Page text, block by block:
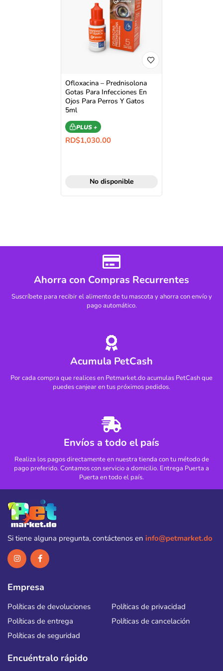
Ofloxacina – Prednisolona
Gotas Para Infecciones En
Ojos Para Perros Y Gatos
5ml
PLUS +
RD$1,030.00
No disponible
Ahorra con Compras Recurrentes
Suscríbete para recibir el alimento de tu mascota y ahorra con envío y
pago automático.
Acumula PetCash
Por cada compra que realices en Petmarket.do acumulas PetCash que
puedes canjear en tus próximos pedidos.
Envíos a todo el país
Realiza los pagos directamente en nuestra tienda con tu método de
pago preferido. Contamos con servicio a domicilio. Entrega Puerta a
Puerta en todo el país.
Si tiene alguna pregunta, contáctenos en info@petmarket.do
Empresa
Políticas de devoluciones
Políticas de privacidad
Políticas de entrega
Políticas de cancelación
Políticas de seguridad
Encuéntralo rápido